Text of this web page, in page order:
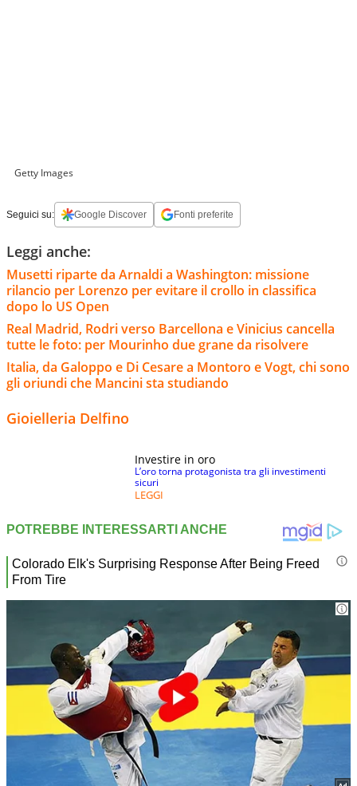
Getty Images
Seguici su: Google Discover Fonti preferite
Leggi anche:
Musetti riparte da Arnaldi a Washington: missione
rilancio per Lorenzo per evitare il crollo in classifica
dopo lo US Open
Real Madrid, Rodri verso Barcellona e Vinicius cancella
tutte le foto: per Mourinho due grane da risolvere
Italia, da Galoppo e Di Cesare a Montoro e Vogt, chi sono
gli oriundi che Mancini sta studiando
Gioielleria Delfino
Investire in oro
L’oro torna protagonista tra gli investimenti
sicuri
LEGGI